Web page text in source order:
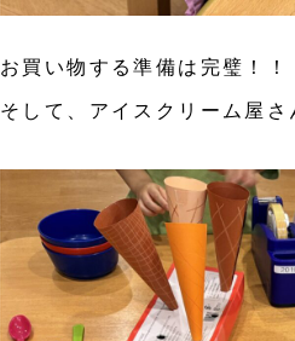
お買い物する準備は完璧！！
そして、アイスクリーム屋さ